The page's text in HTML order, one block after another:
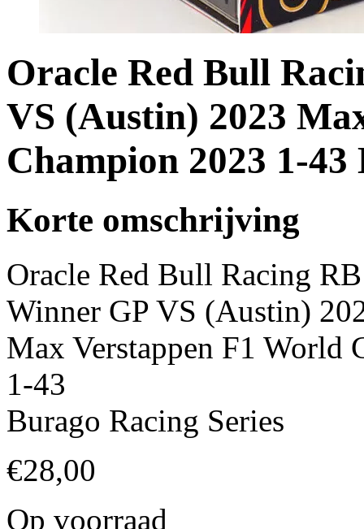
Oracle Red Bull
VS (Austin) 2023
Champion 2023 1-43
Korte omschrijving
Oracle Red Bull Racing
Winner GP VS (Austin)
Max Verstappen F1 World
1-43
Burago Racing Series
€28,00
Op voorraad